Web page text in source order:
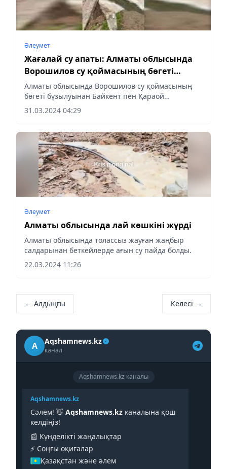
Әлеумет
Жағалай су апаты: Алматы облысында
Ворошилов су қоймасының бөгеті
бұзылды
Алматы облысында Ворошилов су қоймасының
бөгеті бұзылуынан Байкент пен Қараой
ауылындағы үйлерді су басқан жоқ, деп
хабарлайды Almaty-akshamy.kz.
31.03.2024 04:29
Әлеумет
Алматы облысында лай көшкіні жүрді
Алматы облысында толассыз жауған жаңбыр
салдарынан беткейлерде ағын су пайда болды.
22.03.2024 11:26
← Алдыңғы Келесі →
A Aqshamnews.kz
канал
Aqshamnews.kz каналы
Aqshamnews.kz
Сәлем! 👋 Aqshamnews.kz каналына қош
келдіңіз!
📰 Күнделікті жаңалықтар
⚡️ Соңғы оқиғалар
Қазақстан және әлем